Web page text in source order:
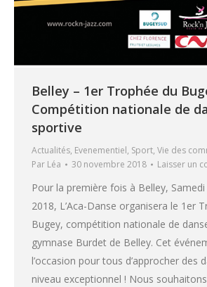
Belley – 1er Trophée du
Compétition nationale de
sportive
Actualités, Evenementiel, Sport, Vie des
Par Léa 30 novembre 2018 Laisser un
Pour la première fois à Belley,
2018, L’Aca-Danse organisera le 1er
Bugey, compétition nationale de
gymnase Burdet de Belley. Cet
l’occasion pour tous d’approcher des
niveau exceptionnel ! Nous